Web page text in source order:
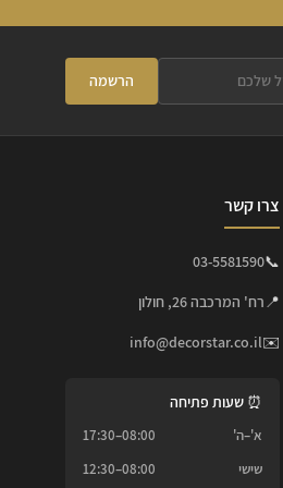
הרשמה
צרו קשר
📞
03-5581590
📍רח' המרכבה 26, חולון
✉️
info@decorstar.co.il
⏰ שעות פתיחה
א'–ה'
08:00–17:30
שישי
08:00–12:30